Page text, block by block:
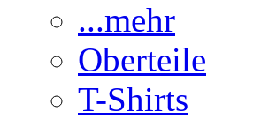
...mehr
Oberteile
T-Shirts